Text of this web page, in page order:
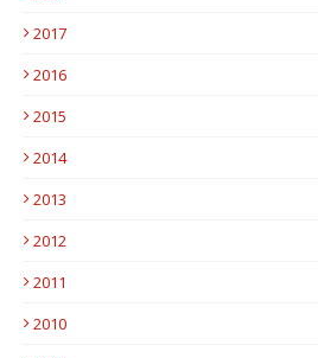
2017
2016
2015
2014
2013
2012
2011
2010